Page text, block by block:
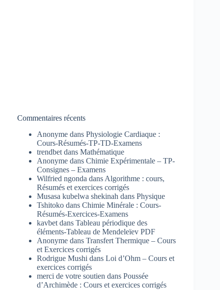
Commentaires récents
Anonyme dans Physiologie Cardiaque :
Cours-Résumés-TP-TD-Examens
trendbet dans Mathématique
Anonyme dans Chimie Expérimentale – TP-
Consignes – Examens
Wilfried ngonda dans Algorithme : cours,
Résumés et exercices corrigés
Musasa kubelwa shekinah dans Physique
Tshitoko dans Chimie Minérale : Cours-
Résumés-Exercices-Examens
kavbet dans Tableau périodique des
éléments-Tableau de Mendeleïev PDF
Anonyme dans Transfert Thermique – Cours
et Exercices corrigés
Rodrigue Mushi dans Loi d’Ohm – Cours et
exercices corrigés
merci de votre soutien dans Poussée
d’Archimède : Cours et exercices corrigés